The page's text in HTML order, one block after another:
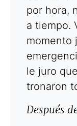
por hora,
a tiempo.
momento
le juro
tronaron
Después